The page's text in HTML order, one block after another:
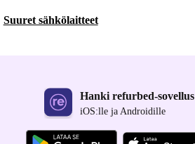
Suuret sähkölaitteet
Hanki refurbed-sovellus
iOS:lle ja Androidille